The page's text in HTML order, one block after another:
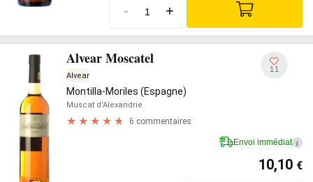
- +
Alvear Moscatel
Alvear
Montilla-Moriles (Espagne)
Muscat d'Alexandrie
6 commentaires
11
Envoi immédiat i
10,10 €